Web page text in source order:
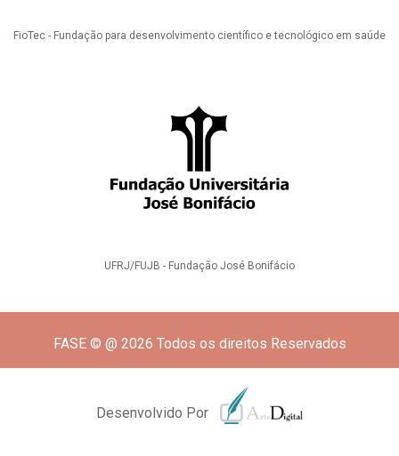
FioTec - Fundação para desenvolvimento científico e tecnológico em saúde
UFRJ/FUJB - Fundação José Bonifácio
FASE © @ 2026 Todos os direitos Reservados
Desenvolvido Por